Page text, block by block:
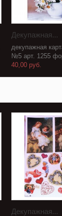
Декупажная...
декупажная
№5 арт. 1255
40,00 руб.
Декупажная...